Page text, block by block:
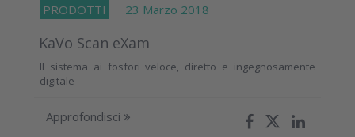
PRODOTTI 23 Marzo 2018
KaVo Scan eXam
Il sistema ai fosfori veloce, diretto e ingegnosamente
digitale
Approfondisci